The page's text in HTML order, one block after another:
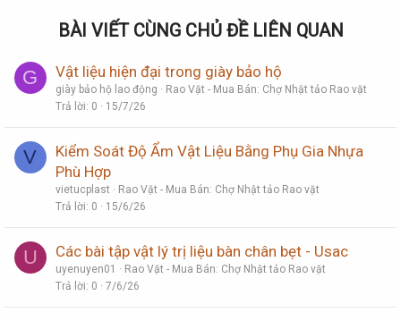
BÀI VIẾT CÙNG CHỦ ĐỀ LIÊN QUAN
G Vật liệu hiện đại trong giày bảo hộ
giày bảo hộ lao động
Rao Vặt - Mua Bán: Chợ Nhật tảo Rao vặt
Trả lời 0 15/7/26
V
Kiểm Soát Độ Ẩm Vật Liệu Bằng Phụ Gia Nhựa
Phù Hợp
vietucplast
Rao Vặt - Mua Bán: Chợ Nhật tảo Rao vặt
Trả lời 0 15/6/26
U Các bài tập vật lý trị liệu bàn chân bẹt - Usac
uyenuyen01
Rao Vặt - Mua Bán: Chợ Nhật tảo Rao vặt
Trả lời 0 7/6/26